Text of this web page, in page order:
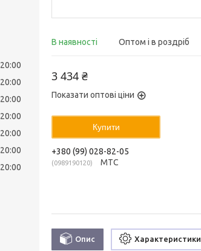
В наявності Оптом і в роздріб
3 434 ₴
Показати оптові ціни
Купити
+380 (99) 028-82-05
0989190120 МТС
Опис Характеристики
20:00
20:00
20:00
20:00
20:00
20:00
20:00